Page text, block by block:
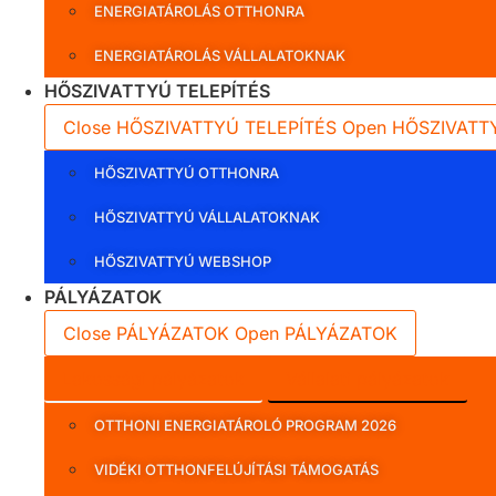
ENERGIATÁROLÁS OTTHONRA
ENERGIATÁROLÁS VÁLLALATOKNAK
HŐSZIVATTYÚ TELEPÍTÉS
Close HŐSZIVATTYÚ TELEPÍTÉS Open
HŐSZIVATTYÚ OTTHONRA
HŐSZIVATTYÚ VÁLLALATOKNAK
HŐSZIVATTYÚ WEBSHOP
PÁLYÁZATOK
Close PÁLYÁZATOK Open PÁLYÁZATOK
OTTHONI ENERGIATÁROLÓ PROGRAM 2026
VIDÉKI OTTHONFELÚJÍTÁSI TÁMOGATÁS